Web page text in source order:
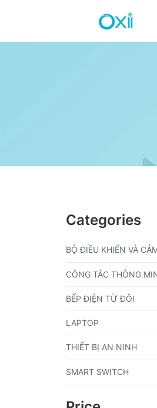
Bếp đôi điện
Khoá thông
Categories
BỘ ĐIỀU KHIỂN VÀ
CÔNG TẮC THÔNG
BẾP ĐIỆN TỪ ĐÔI
LAPTOP
THIẾT BỊ AN NINH
SMART SWITCH